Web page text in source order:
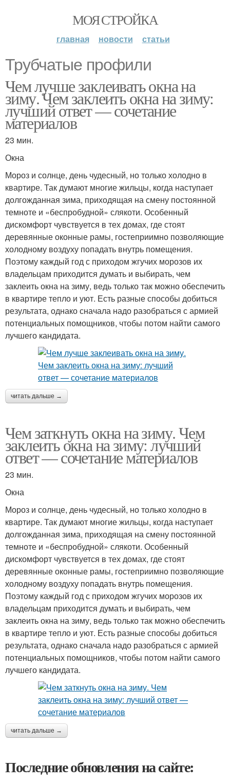
МОЯ СТРОЙКА
главная новости статьи
Трубчатые профили
Чем лучше заклеивать окна на
зиму. Чем заклеить окна на зиму:
лучший ответ — сочетание
материалов
23 мин.
Окна
Мороз и солнце, день чудесный, но только холодно в
квартире. Так думают многие жильцы, когда наступает
долгожданная зима, приходящая на смену постоянной
темноте и «беспробудной» слякоти. Особенный
дискомфорт чувствуется в тех домах, где стоят
деревянные оконные рамы, гостеприимно позволяющие
холодному воздуху попадать внутрь помещения.
Поэтому каждый год с приходом жгучих морозов их
владельцам приходится думать и выбирать, чем
заклеить окна на зиму, ведь только так можно обеспечить
в квартире тепло и уют. Есть разные способы добиться
результата, однако сначала надо разобраться с армией
потенциальных помощников, чтобы потом найти самого
лучшего кандидата.
читать дальше →
Чем заткнуть окна на зиму. Чем
заклеить окна на зиму: лучший
ответ — сочетание материалов
23 мин.
Окна
Мороз и солнце, день чудесный, но только холодно в
квартире. Так думают многие жильцы, когда наступает
долгожданная зима, приходящая на смену постоянной
темноте и «беспробудной» слякоти. Особенный
дискомфорт чувствуется в тех домах, где стоят
деревянные оконные рамы, гостеприимно позволяющие
холодному воздуху попадать внутрь помещения.
Поэтому каждый год с приходом жгучих морозов их
владельцам приходится думать и выбирать, чем
заклеить окна на зиму, ведь только так можно обеспечить
в квартире тепло и уют. Есть разные способы добиться
результата, однако сначала надо разобраться с армией
потенциальных помощников, чтобы потом найти самого
лучшего кандидата.
читать дальше →
Последние обновления на сайте: